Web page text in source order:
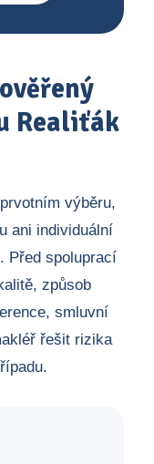
Realiťák
výběru,
ani individuální
Před spoluprací
způsob
smluvní
řešit rizika